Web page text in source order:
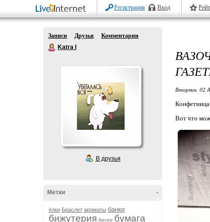
Регистрация Вход
Записи Друзья
Комментарии
Katra I
В друзья
-
Метки
ёлки Браслет ароматы банки
бижутерия бисер бумага
Вторник, 02
Конфетница
Вот что